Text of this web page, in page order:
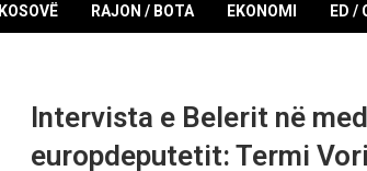
KOSOVË RAJON / BOTA EKONOMI ED /
Intervista e Belerit në
europdeputetit: Termi